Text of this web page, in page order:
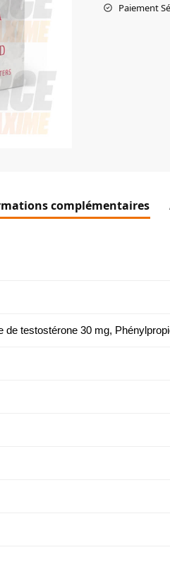
Paiement
complémentaires
de testostérone 30 mg,